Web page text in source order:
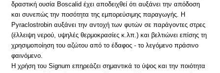
δραστική ουσία Boscalid έχει αποδειχθεί ότι αυξάνει την απόδοση
και συνεπώς την ποσότητα της εμπορεύσιμης παραγωγής. Η
Pyraclostrobin αυξάνει την αντοχή των φυτών σε παράγοντες στρες
(έλλειψη νερού, υψηλές θερμοκρασίες κ.λπ.) και βελτιώνει επίσης τη
χρησιμοποίηση του αζώτου από το έδαφος - το λεγόμενο πράσινο
φαινόμενο.
Η χρήση του Signum επηρεάζει σημαντικά το ύψος και την ποιότητα